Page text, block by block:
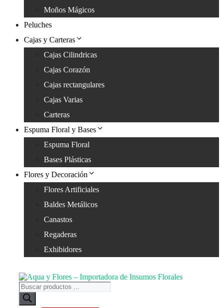
Moños Mágicos
Peluches
Cajas y Carteras
Cajas Cilindricas
Cajas Corazón
Cajas rectangulares
Cajas Varias
Carteras
Espuma Floral y Bases
Espuma Floral
Bases Plásticas
Flores y Decoración
Flores Artificiales
Baldes Metálicos
Canastos
Regaderas
Exhibidores
Búsqueda
de
productos